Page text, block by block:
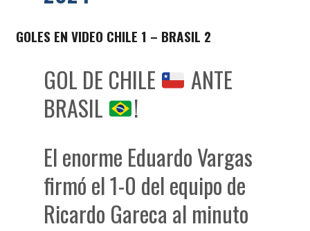
GOLES EN VIDEO CHILE 1 – BRASIL 2
GOL DE CHILE
ANTE
BRASIL
!
El enorme Eduardo Vargas
firmó el 1-0 del equipo de
Ricardo Gareca al minuto